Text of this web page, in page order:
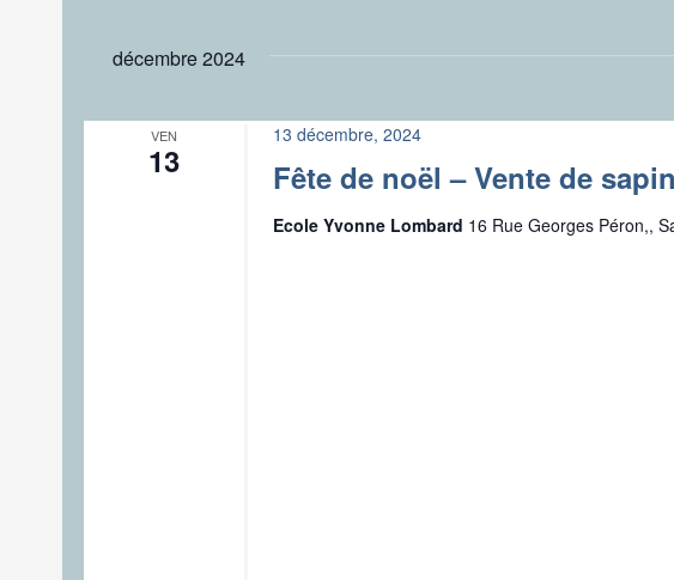
décembre 2024
VEN
13 Fête de noël – Vente de
13 décembre, 2024
Ecole Yvonne Lombard 16 Rue Georges Péron,,